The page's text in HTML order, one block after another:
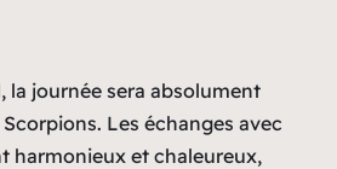
la journée sera absolument
Les échanges avec
harmonieux et chaleureux,